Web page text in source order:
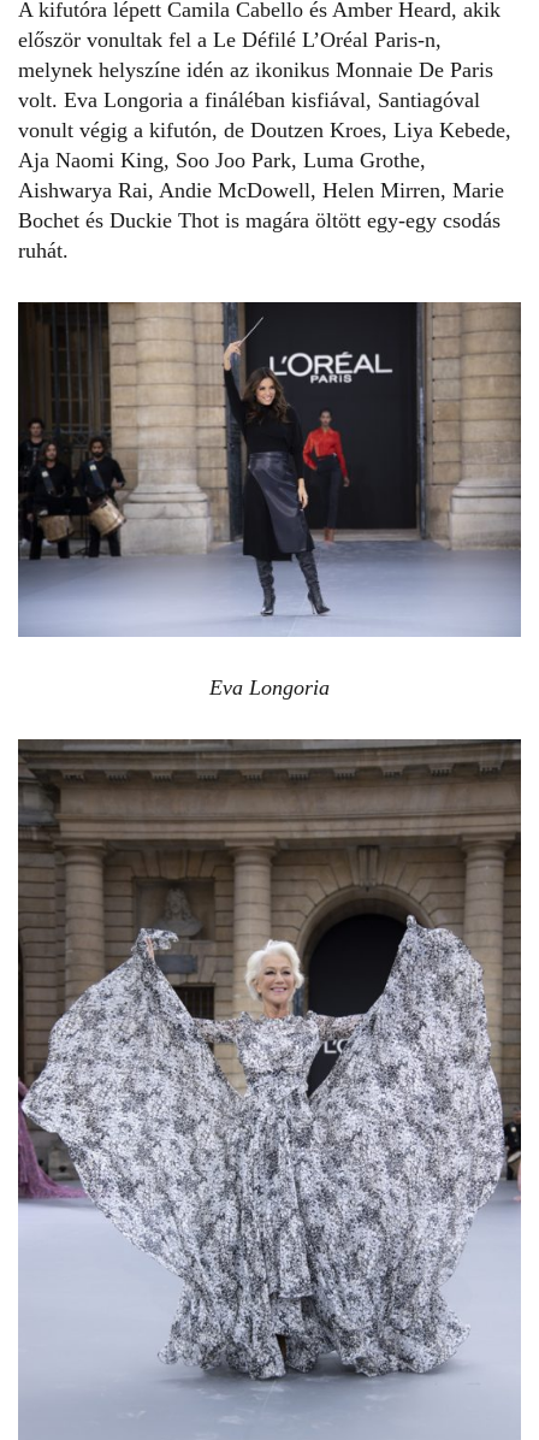
A kifutóra lépett Camila Cabello és Amber Heard, akik
először vonultak fel a Le Défilé L’Oréal Paris-n,
melynek helyszíne idén az ikonikus Monnaie De Paris
volt. Eva Longoria a fináléban kisfiával, Santiagóval
vonult végig a kifutón, de Doutzen Kroes, Liya Kebede,
Aja Naomi King, Soo Joo Park, Luma Grothe,
Aishwarya Rai, Andie McDowell, Helen Mirren, Marie
Bochet és Duckie Thot is magára öltött egy-egy csodás
ruhát.
Eva Longoria